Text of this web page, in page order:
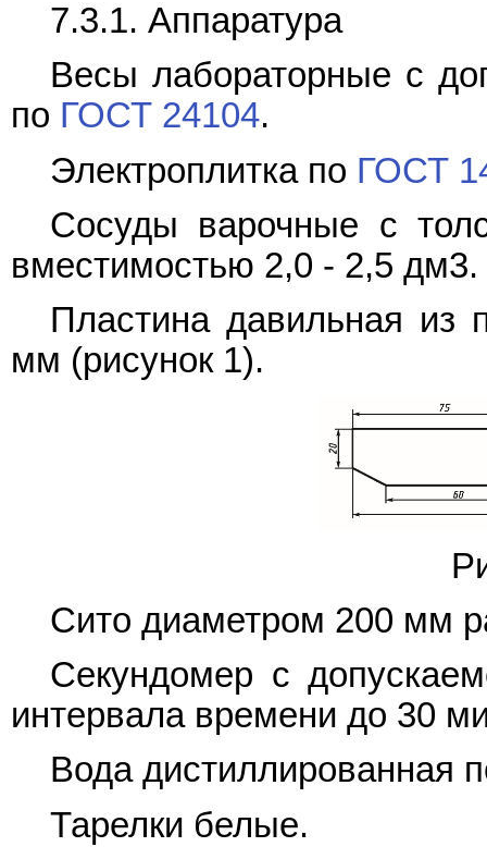
7.3.1. Аппаратура
Весы лабораторные с
по ГОСТ 24104.
Электроплитка по ГОСТ
Сосуды варочные с
вместимостью 2,0 - 2,5 дм3.
Пластина давильная из
мм (рисунок 1).
Сито диаметром 200 мм
Секундомер с
интервала времени до 30
Вода дистиллированная
Тарелки белые.